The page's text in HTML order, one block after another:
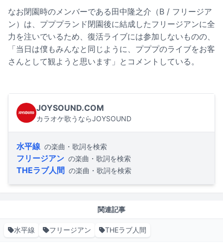
なお閉園時のメンバーである田中隆之介（B / フリージア
ン）は、プププランド閉園後に結成したフリージアンに全
力を注いでいるため、復活ライブには参加しないものの、
「当日は僕もみんなと同じように、プププのライブをお客
さんとして観ようと思います」とコメントしている。
JOYSOUND.COM
カラオケ歌うならJOYSOUND
水平線 の楽曲・歌詞を検索
フリージアン の楽曲・歌詞を検索
THEラブ人間 の楽曲・歌詞を検索
関連記事
水平線 フリージアン THEラブ人間